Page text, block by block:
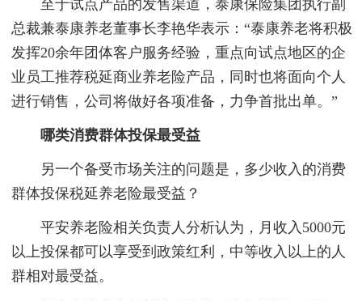
至于试点产品的发售渠道，泰康保险集团执行副
总裁兼泰康养老董事长李艳华表示：“泰康养老将积极
发挥20余年团体客户服务经验，重点向试点地区的企
业员工推荐税延商业养老险产品，同时也将面向个人
进行销售，公司将做好各项准备，力争首批出单。”
哪类消费群体投保最受益
另一个备受市场关注的问题是，多少收入的消费
群体投保税延养老险最受益？
平安养老险相关负责人分析认为，月收入5000元
以上投保都可以享受到政策红利，中等收入以上的人
群相对最受益。